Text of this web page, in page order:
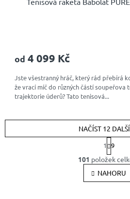
je
z
5
hvězdiček.
od 4 099 Kč
Jste všestranný hráč, který rád přebírá
že vrací míč do různých částí soupeřova
trajektorie úderů? Tato tenisová...
O
v
l
á
NAČÍST 12
S
t
r
á
n
k
1 9
101 položek
NAHORU